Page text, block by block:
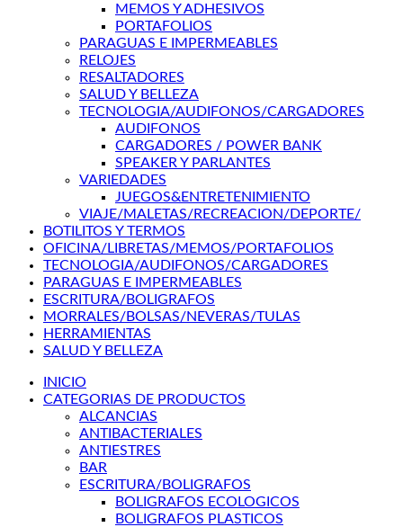
MEMOS Y ADHESIVOS
PORTAFOLIOS
PARAGUAS E IMPERMEABLES
RELOJES
RESALTADORES
SALUD Y BELLEZA
TECNOLOGIA/AUDIFONOS/CARGADORES
AUDIFONOS
CARGADORES / POWER BANK
SPEAKER Y PARLANTES
VARIEDADES
JUEGOS&ENTRETENIMIENTO
VIAJE/MALETAS/RECREACION/DEPORTE/
BOTILITOS Y TERMOS
OFICINA/LIBRETAS/MEMOS/PORTAFOLIOS
TECNOLOGIA/AUDIFONOS/CARGADORES
PARAGUAS E IMPERMEABLES
ESCRITURA/BOLIGRAFOS
MORRALES/BOLSAS/NEVERAS/TULAS
HERRAMIENTAS
SALUD Y BELLEZA
INICIO
CATEGORIAS DE PRODUCTOS
ALCANCIAS
ANTIBACTERIALES
ANTIESTRES
BAR
ESCRITURA/BOLIGRAFOS
BOLIGRAFOS ECOLOGICOS
BOLIGRAFOS PLASTICOS